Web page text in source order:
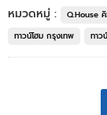
หมวดหมู่ :
Q.House คิ
ทาวน์โฮม กรุงเทพ
ทาว